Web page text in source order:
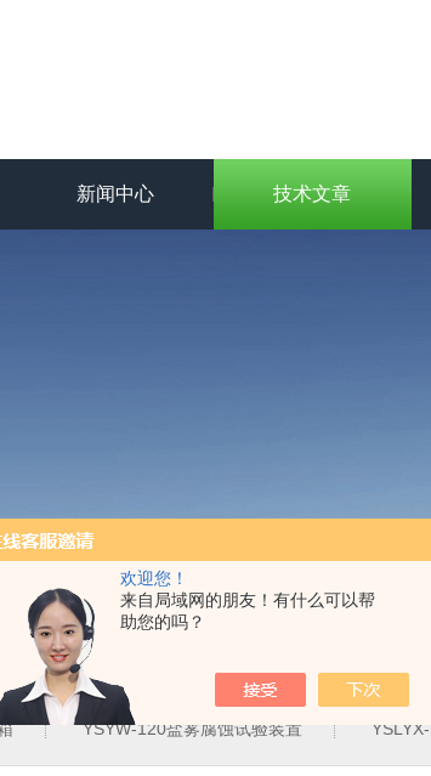
欢迎您！
来自局域网的朋友！有什么可以帮
助您的吗？
新闻中心 技术文章
YSYW-120盐雾腐蚀试验装置 YSLYX-010防水试验设备